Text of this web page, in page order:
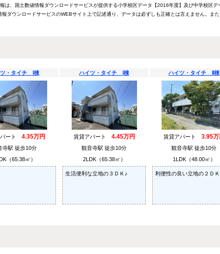
は、国土数値情報ダウンロードサービスが提供する小学校区データ【2016年度】及び中学校区
ダウンロードサービスのWEBサイト上で記述通り、データは必ずしも正確とは言えません。ま
・タイチ Ⅰ棟
ート 4.35万円
寺駅 徒歩10分
（65.38㎡）
ハイツ・タイチ Ⅰ棟
賃貸アパート 4.45万円
観音寺駅 徒歩10分
2LDK（65.38㎡）
生活便利な立地の３ＤＫ♪
ハイツ・タイチ Ⅱ棟
賃貸アパート 3.95万
観音寺駅 徒歩10分
1LDK（48.00㎡）
利便性の良い立地の２Ｄ